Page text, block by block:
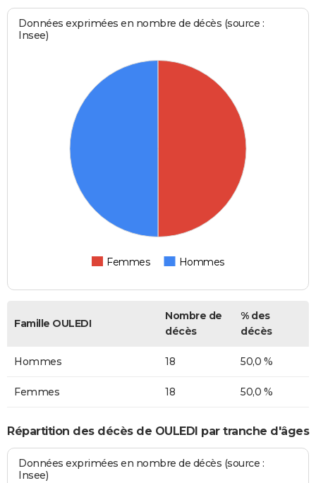
Données exprimées en nombre de décès (source :
Insee)
Femmes Hommes
Famille OULEDI
Nombre de
décès
% des
décès
Hommes 18 50,0 %
Femmes 18 50,0 %
Répartition des décès de OULEDI par tranche d'âges
Données exprimées en nombre de décès (source :
Insee)